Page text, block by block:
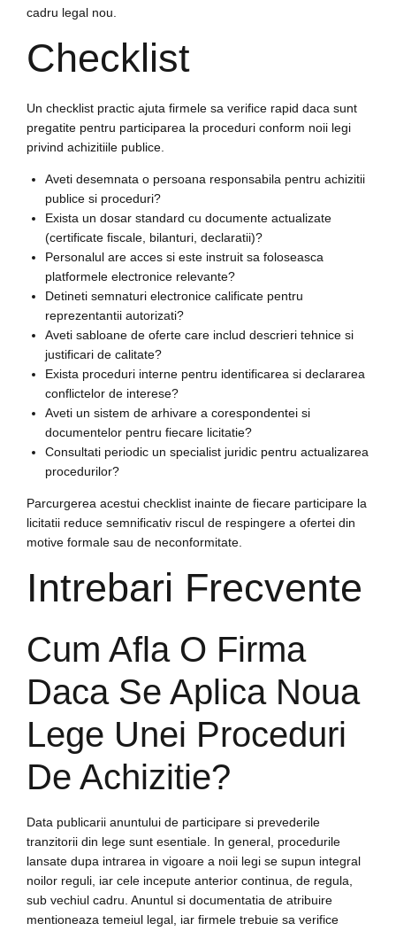
cadru legal nou.
Checklist
Un checklist practic ajuta firmele sa verifice rapid daca sunt
pregatite pentru participarea la proceduri conform noii legi
privind achizitiile publice.
Aveti desemnata o persoana responsabila pentru achizitii
publice si proceduri?
Exista un dosar standard cu documente actualizate
(certificate fiscale, bilanturi, declaratii)?
Personalul are acces si este instruit sa foloseasca
platformele electronice relevante?
Detineti semnaturi electronice calificate pentru
reprezentantii autorizati?
Aveti sabloane de oferte care includ descrieri tehnice si
justificari de calitate?
Exista proceduri interne pentru identificarea si declararea
conflictelor de interese?
Aveti un sistem de arhivare a corespondentei si
documentelor pentru fiecare licitatie?
Consultati periodic un specialist juridic pentru actualizarea
procedurilor?
Parcurgerea acestui checklist inainte de fiecare participare la
licitatii reduce semnificativ riscul de respingere a ofertei din
motive formale sau de neconformitate.
Intrebari Frecvente
Cum Afla O Firma
Daca Se Aplica Noua
Lege Unei Proceduri
De Achizitie?
Data publicarii anuntului de participare si prevederile
tranzitorii din lege sunt esentiale. In general, procedurile
lansate dupa intrarea in vigoare a noii legi se supun integral
noilor reguli, iar cele incepute anterior continua, de regula,
sub vechiul cadru. Anuntul si documentatia de atribuire
mentioneaza temeiul legal, iar firmele trebuie sa verifice